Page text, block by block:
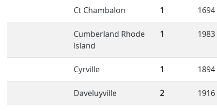
Ct Chambalon 1 1694
Cumberland Rhode
Island
1 1983
Cyrville 1 1894
Daveluyville 2 1916